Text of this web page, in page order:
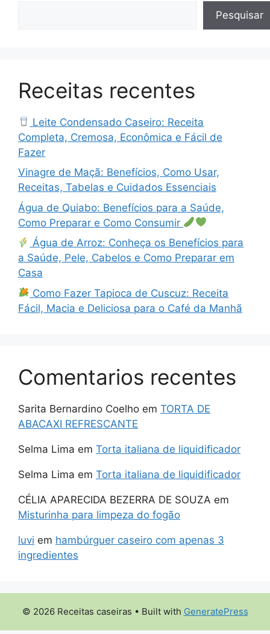
Pesquisar
Receitas recentes
Leite Condensado Caseiro: Receita
Completa, Cremosa, Econômica e Fácil de
Fazer
Vinagre de Maçã: Benefícios, Como Usar,
Receitas, Tabelas e Cuidados Essenciais
Água de Quiabo: Benefícios para a Saúde,
Como Preparar e Como Consumir
Água de Arroz: Conheça os Benefícios para
a Saúde, Pele, Cabelos e Como Preparar em
Casa
Como Fazer Tapioca de Cuscuz: Receita
Fácil, Macia e Deliciosa para o Café da Manhã
Comentarios recentes
Sarita Bernardino Coelho em TORTA DE
ABACAXI REFRESCANTE
Selma Lima em Torta italiana de liquidificador
Selma Lima em Torta italiana de liquidificador
CÉLIA APARECIDA BEZERRA DE SOUZA em
Misturinha para limpeza do fogão
luvi em hambúrguer caseiro com apenas 3
ingredientes
© 2026 Receitas caseiras • Built with GeneratePress